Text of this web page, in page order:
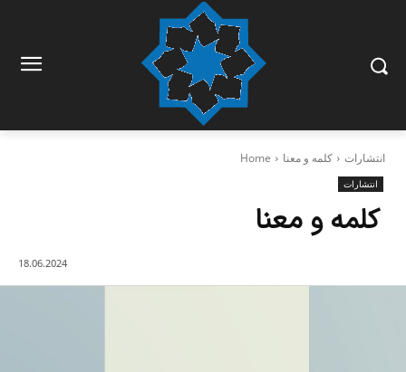
Home انتشارات
انتشارات
کلمه و معنا
18.06.2024